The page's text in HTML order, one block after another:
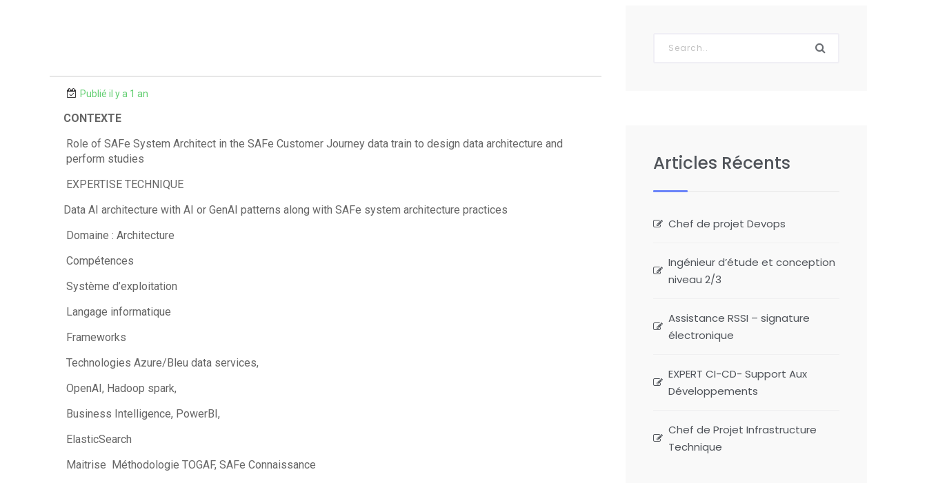
Publié il y a 1 an
CONTEXTE
Role of SAFe System Architect in the SAFe Customer Journey data train to design data architecture and
perform studies
EXPERTISE TECHNIQUE
Data AI architecture with AI or GenAI patterns along with SAFe system architecture practices
Domaine : Architecture
Compétences
Système d’exploitation
Langage informatique
Frameworks
Technologies Azure/Bleu data services,
OpenAI, Hadoop spark,
Business Intelligence, PowerBI,
ElasticSearch
Maitrise Méthodologie TOGAF, SAFe Connaissance
Articles Récents
Chef de projet Devops
Ingénieur d’étude et conception
niveau 2/3
Assistance RSSI – signature
électronique
EXPERT CI-CD- Support Aux
Développements
Chef de Projet Infrastructure
Technique